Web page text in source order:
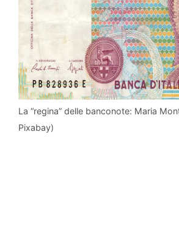
La “regina” delle banconote: Maria
Pixabay)